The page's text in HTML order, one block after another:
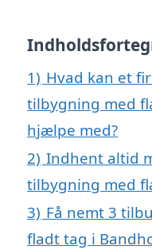
1) Hvad kan et
tilbygning med
hjælpe med?
2) Indhent altid
tilbygning med
3) Få nemt 3
fladt tag i